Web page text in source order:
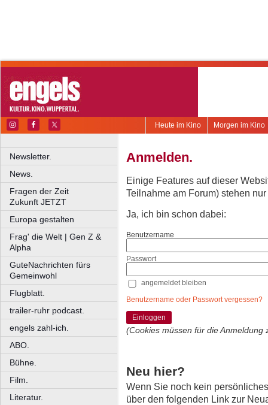
Morgen im Kino
Heute im Kino
Newsletter.
News.
Fragen der Zeit
Zukunft JETZT
Europa gestalten
Frag' die Welt | Gen Z &
Alpha
GuteNachrichten fürs
Gemeinwohl
Flugblatt.
trailer-ruhr podcast.
engels zahl-ich.
ABO.
Bühne.
Film.
Literatur.
Anmelden.
Einige Features auf dieser
Teilnahme am Forum) stehen
Ja, ich bin schon dabei:
Benutzername
Passwort
angemeldet bleiben
Benutzername oder Passwort vergessen?
Einloggen
(Cookies müssen für die Anmeldung
Neu hier?
Wenn Sie noch kein
über den folgenden Link zur